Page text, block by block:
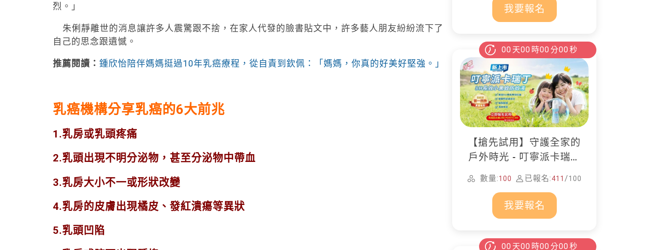
烈。」
朱俐靜離世的消息讓許多人震驚跟不捨，在家人代發的臉書貼文中，許多藝人朋友紛紛流下了
自己的思念跟遺憾。
推薦閱讀： 鍾欣怡陪伴媽媽挺過10年乳癌療程，從自責到欽佩：「媽媽，你真的好美好堅強。」
乳癌機構分享乳癌的6大前兆
1.乳房或乳頭疼痛
2.乳頭出現不明分泌物，甚至分泌物中帶血
3.乳房大小不一或形狀改變
4.乳房的皮膚出現橘皮、發紅潰瘍等異狀
5.乳頭凹陷
我要報名
00 天00 時00 分00 秒
【搶先試用】守護全家的
戶外時光 - 叮寧派卡瑞丁
防蚊液
數量:100 已報名:411 /100
我要報名
00 天00 時00 分00 秒